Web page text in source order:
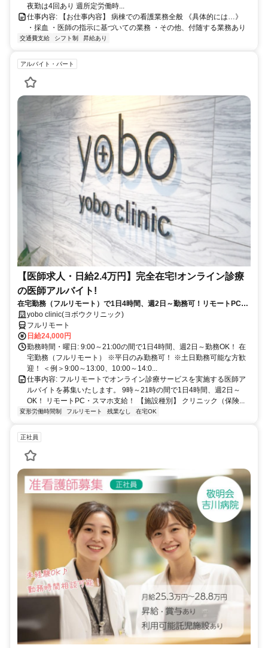
夜勤は4回あり 週所定労働時...
仕事内容: 【お仕事内容】 病棟での看護業務全般 《具体的には…》
・採血 ・医師の指示に基づいての業務 ・その他、付随する業務あり
交通費支給 シフト制 昇給あり
アルバイト・パート
【医師求人・日給2.4万円】完全在宅!オンライン診療
の医師アルバイト!
在宅勤務（フルリモート）で1日4時間、週2日～勤務可！リモートPC・
スマホ支給！
yobo clinic(ヨボウクリニック)
フルリモート
日給24,000円
勤務時間・曜日: 9:00～21:00の間で1日4時間、週2日～勤務OK！ 在
宅勤務（フルリモート） ※平日のみ勤務可！ ※土日勤務可能な方歓
迎！ ＜例＞9:00～13:00、10:00～14:0...
仕事内容: フルリモートでオンライン診療サービスを実施する医師ア
ルバイトを募集いたします。 9時～21時の間で1日4時間、週2日～
OK！ リモートPC・スマホ支給！ 【施設種別】 クリニック（保険...
変形労働時間制 フルリモート 残業なし 在宅OK
正社員